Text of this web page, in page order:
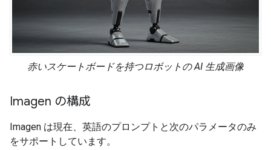
赤いスケートボードを持つロボットの AI 生成画像
Imagen の構成
Imagen は現在、英語のプロンプトと次のパラメータのみ
をサポートしています。